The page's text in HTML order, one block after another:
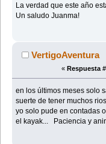
La verdad que este año
Un saludo Juanma!
VertigoAventura
« Respuesta
en los últimos meses solo
suerte de tener muchos
yo solo pude en contadas
el kayak... Paciencia y